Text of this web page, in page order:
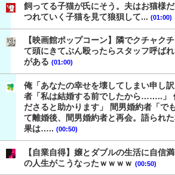
飼ってる子猫が氏にそう。夫はお猫様
つれていく子猫を見て狼狽して... (01:00)
【映画館ポップコーン】隣でクチャク
て頭にきてぶん殴ったらスタッフ呼ば
がある (01:00)
俺「あなたの幸せを壊してしまい申し
者「私は結婚する前でしたから……..」
ださると助かります」 間男婚約者「で
て離婚後、間男婚約者と再会。語られ
果は….. (00:50)
【自業自得】嬢とダブルの生活に自信
の人生がこうなったｗｗｗｗ (00:50)